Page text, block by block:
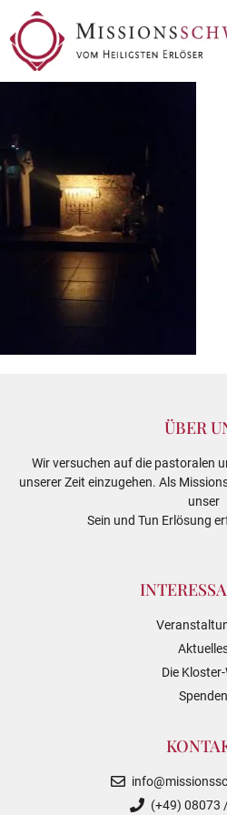
ÜBER
Wir versuchen auf die pastoralen
unserer Zeit einzugehen. Als
unser
Sein und Tun Erlösung
Die Kloster-
Spenden
(+49) 08073